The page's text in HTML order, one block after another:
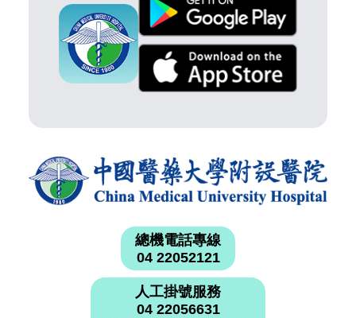
總機電話專線
04 22052121
人工掛號服務
04 22056631